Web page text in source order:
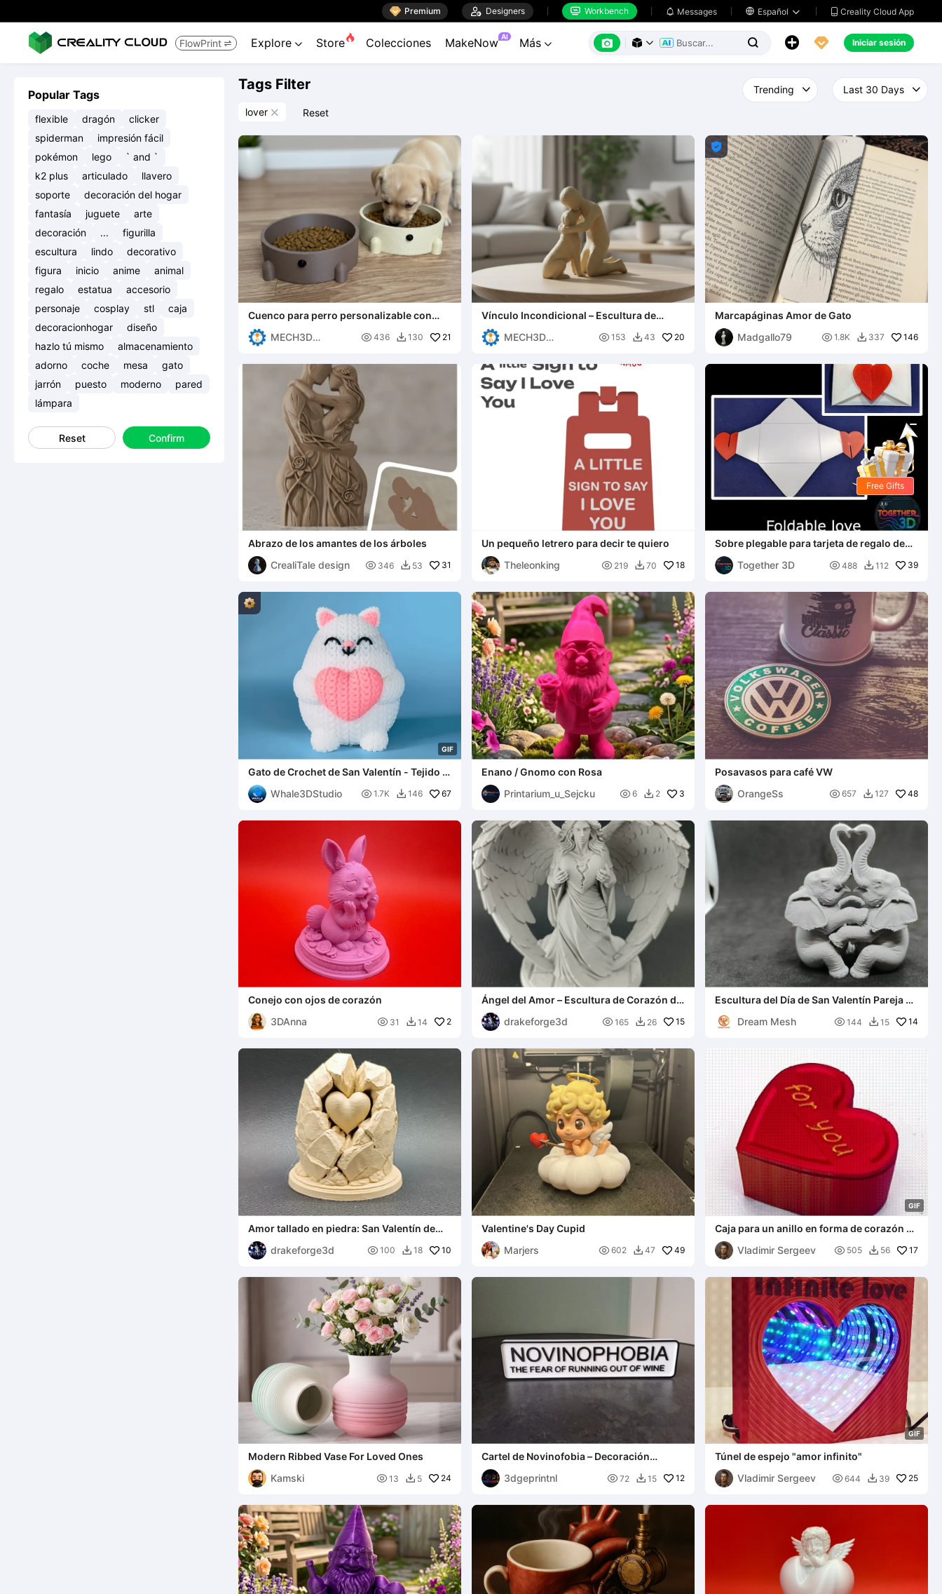
 Premium  Designers  Workbench  Messages  Español   Creality Cloud App
FlowPrint  Explore  Store Colecciones MakeNow AI Más        Iniciar sesión
Popular Tags
flexible dragón
clicker
spiderman
impresión fácil
pokémon
lego
` and `
k2 plus
articulado
llavero
soporte
decoración del hogar
fantasía
juguete
arte
decoración
...
figurilla
escultura
lindo
decorativo
figura
inicio anime
animal
regalo
estatua
accesorio
personaje
cosplay stl
caja
decoracionhogar
diseño
hazlo tú mismo
almacenamiento
adorno
coche mesa
gato
jarrón
puesto moderno
pared
lámpara
Reset Confirm
Tags Filter
lover  Reset
Cuenco para perro personalizable con
forma de cachorro
MECH3D
 436  130 21
Vínculo Incondicional – Escultura de
Hombre y Perro
MECH3D
 153  43 20

Marcapáginas Amor de Gato
Madgallo79
 1.8K  337 146
Abrazo de los amantes de los árboles
CrealiTale design
 346  53 31
Un pequeño letrero para decir te quiero
Theleonking
 219  70 18
Sobre plegable para tarjeta de regalo de
amor
Together 3D
 488  112 39
GIF
Gato de Crochet de San Valentín - Tejido -
Impresión 3D Multicolor
Whale3DStudio
 1.7K  146 67
Enano / Gnomo con Rosa
Printarium_u_Sejcku
 6  2 3
Posavasos para café VW
OrangeSs
 657  127 48
Conejo con ojos de corazón
3DAnna
 31  14 2
Ángel del Amor – Escultura de Corazón de
San Valentín
drakeforge3d
 165  26 15
Escultura del Día de San Valentín Pareja de
Dream Mesh
 144  15 14
Amor tallado en piedra: San Valentín de
amor inquebrantable
drakeforge3d
 100  18 10
Valentine's Day Cupid
Marjers
 602  47 49
GIF
Caja para un anillo en forma de corazón +
cualquier inscripción.
Vladimir Sergeev
 505  56 17
Modern Ribbed Vase For Loved Ones
Kamski
 13  5 24
Cartel de Novinofobia – Decoración
Divertida para Amantes del Vino
3dgeprintnl
 72  15 12
GIF
Túnel de espejo "amor infinito"
Vladimir Sergeev
 644  39 25
Free Gifts